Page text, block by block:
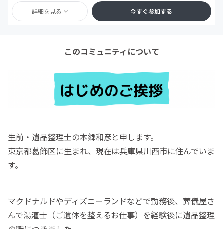
詳細を見る 今すぐ参加する
このコミュニティについて
生前・遺品整理士の本郷和彦と申します。
東京都葛飾区に生まれ、現在は兵庫県川西市に住んでいま
す。
マクドナルドやディズニーランドなどで勤務後、葬儀屋さ
んで湯灌士（ご遺体を整えるお仕事）を経験後に遺品整理